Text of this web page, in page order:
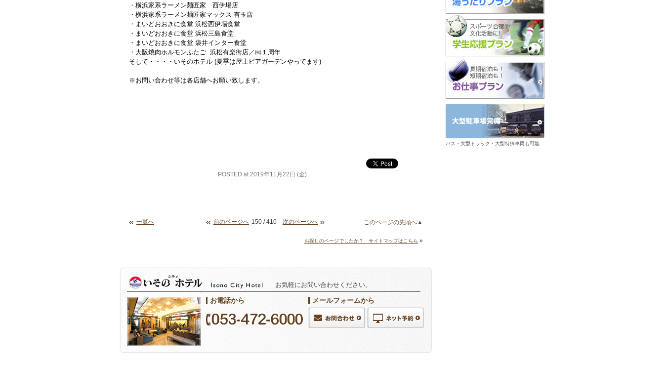
・横浜家系ラーメン麺匠家 西伊場店
・横浜家系ラーメン麺匠家マックス 有玉店
・まいどおおきに食堂 浜松西伊場食堂
・まいどおおきに食堂 浜松三島食堂
・まいどおおきに食堂 袋井インター食堂
・大阪焼肉ホルモンふたご 浜松有楽街店／㈷１周年
そして・・・・いそのホテル (夏季は屋上ビアガーデンやってます)
※お問い合わせ等は各店舗へお願い致します。
POSTED at 2019年11月22日 (金)
« 一覧へ « 前のページへ 150 / 410 次のページへ » このページの先頭へ▲
お探しのページでしたか？ サイトマップはこちら »
お気軽にお問い合わせください。
お電話から メールフォームから
バス・大型トラック・大型特殊車両も可能